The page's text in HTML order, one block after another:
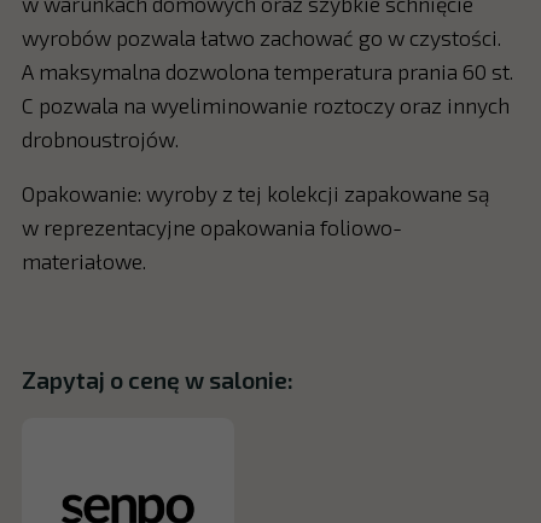
wyrobów pozwala łatwo zachować go w czystości.
A maksymalna dozwolona temperatura prania 60 st.
C pozwala na wyeliminowanie roztoczy oraz innych
drobnoustrojów.
Opakowanie: wyroby z tej kolekcji zapakowane są
w reprezentacyjne opakowania foliowo-
materiałowe.
Zapytaj o cenę w salonie: